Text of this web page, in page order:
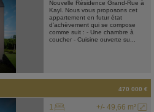
Nouvelle Résidence Grand-Rue à
Kayl. Nous vous proposons cet
appartement en futur état
d’achèvement qui se compose
comme suit : - Une chambre à
coucher - Cuisine ouverte su...
470 000 €
+/- 49,66 m²
1